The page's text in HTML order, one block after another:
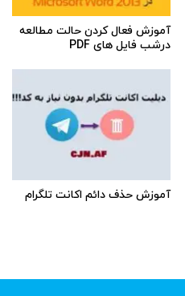
آموزش فعال کردن حالت مطالعه
درشب فایل های PDF
آموزش حذف دائم اکانت تلگرام